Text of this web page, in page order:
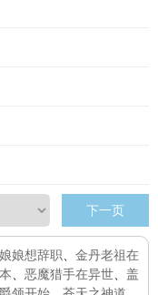
下一页
娘想辞职
金丹老祖在
恶魔猎手在异世
盖